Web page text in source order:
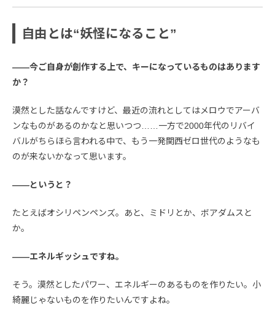
自由とは“妖怪になること”
――今ご自身が創作する上で、キーになっているものはあります
か？
漠然とした話なんですけど、最近の流れとしてはメロウでアーバ
ンなものがあるのかなと思いつつ……一方で2000年代のリバイ
バルがちらほら言われる中で、もう一発関西ゼロ世代のようなも
のが来ないかなって思います。
――というと？
たとえばオシリペンペンズ。あと、ミドリとか、ボアダムスと
か。
――エネルギッシュですね。
そう。漠然としたパワー、エネルギーのあるものを作りたい。小
綺麗じゃないものを作りたいんですよね。